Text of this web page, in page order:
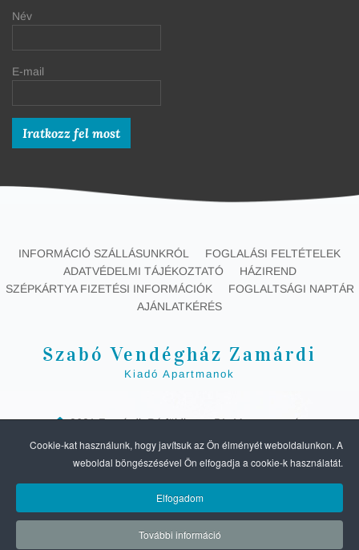
Név
E-mail
INFORMÁCIÓ SZÁLLÁSUNKRÓL
FOGLALÁSI FELTÉTELEK
ADATVÉDELMI TÁJÉKOZTATÓ
HÁZIREND
SZÉPKÁRTYA FIZETÉSI INFORMÁCIÓK
FOGLALTSÁGI NAPTÁR
AJÁNLATKÉRÉS
Szabó Vendégház Zamárdi
Kiadó Apartmanok
8621 Zamárdi, Rétföldi utca 51. Magyarország
+36 30 857 7232
info@szabovendeghaz-zamardi.hu
NTAK regisztrációs szám:
MA21030853
FULLROOM - ONLINE SZOBAFOGLALÁSI RENDSZER
Cookie-kat használunk, hogy javítsuk az Ön élményét weboldalunkon. A
weboldal böngészésével Ön elfogadja a cookie-k használatát.
Elfogadom
További információ